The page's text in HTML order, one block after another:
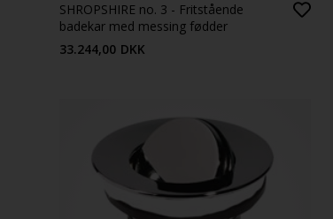
SHROPSHIRE no. 3 - Fritstående
badekar med messing fødder
33.244,00 DKK